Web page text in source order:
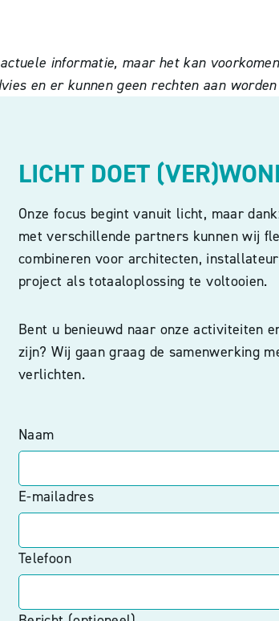
informatie, maar het kan
en er kunnen geen rechten aan
LICHT DOET
Onze focus begint vanuit licht, maar
met verschillende partners kunnen wij
combineren voor architecten,
project als totaaloplossing te voltooien.
Bent u benieuwd naar onze activiteiten
zijn? Wij gaan graag de samenwerking
verlichten.
Naam
E-mailadres
Telefoon